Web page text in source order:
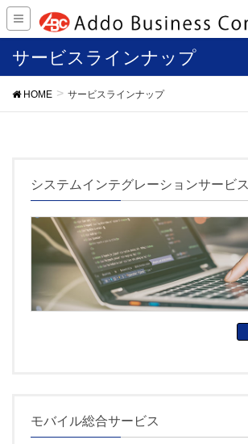
サービスラインナップ
HOME サービスラインナップ
システムインテグレーションサービス
モバイル総合サービス